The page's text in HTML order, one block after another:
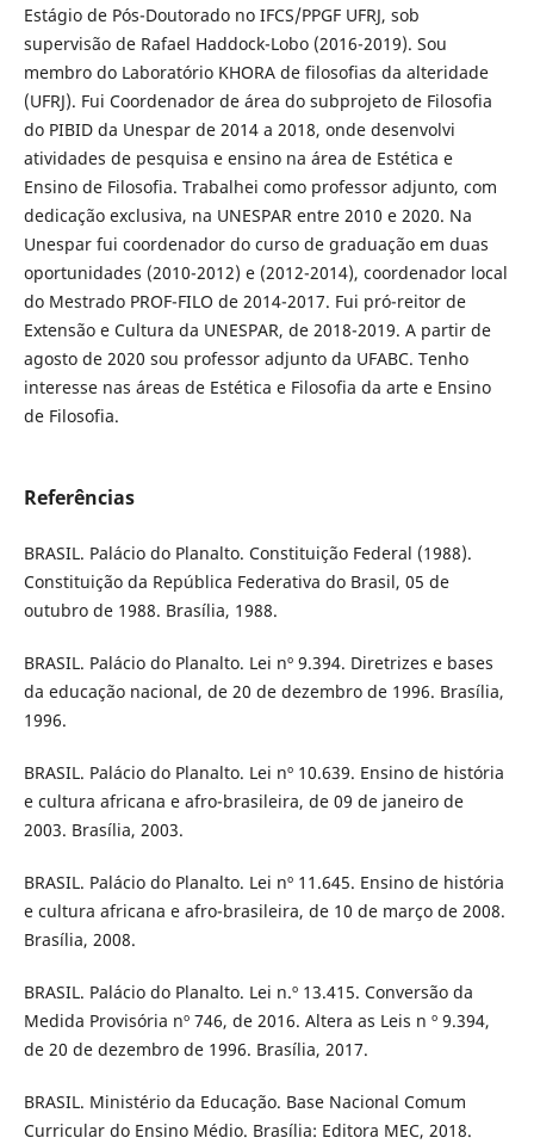
Estágio de Pós-Doutorado no IFCS/PPGF UFRJ, sob
supervisão de Rafael Haddock-Lobo (2016-2019). Sou
membro do Laboratório KHORA de filosofias da alteridade
(UFRJ). Fui Coordenador de área do subprojeto de Filosofia
do PIBID da Unespar de 2014 a 2018, onde desenvolvi
atividades de pesquisa e ensino na área de Estética e
Ensino de Filosofia. Trabalhei como professor adjunto, com
dedicação exclusiva, na UNESPAR entre 2010 e 2020. Na
Unespar fui coordenador do curso de graduação em duas
oportunidades (2010-2012) e (2012-2014), coordenador local
do Mestrado PROF-FILO de 2014-2017. Fui pró-reitor de
Extensão e Cultura da UNESPAR, de 2018-2019. A partir de
agosto de 2020 sou professor adjunto da UFABC. Tenho
interesse nas áreas de Estética e Filosofia da arte e Ensino
de Filosofia.
Referências
BRASIL. Palácio do Planalto. Constituição Federal (1988).
Constituição da República Federativa do Brasil, 05 de
outubro de 1988. Brasília, 1988.
BRASIL. Palácio do Planalto. Lei nº 9.394. Diretrizes e bases
da educação nacional, de 20 de dezembro de 1996. Brasília,
1996.
BRASIL. Palácio do Planalto. Lei nº 10.639. Ensino de história
e cultura africana e afro-brasileira, de 09 de janeiro de
2003. Brasília, 2003.
BRASIL. Palácio do Planalto. Lei nº 11.645. Ensino de história
e cultura africana e afro-brasileira, de 10 de março de 2008.
Brasília, 2008.
BRASIL. Palácio do Planalto. Lei n.º 13.415. Conversão da
Medida Provisória nº 746, de 2016. Altera as Leis n º 9.394,
de 20 de dezembro de 1996. Brasília, 2017.
BRASIL. Ministério da Educação. Base Nacional Comum
Curricular do Ensino Médio. Brasília: Editora MEC, 2018.